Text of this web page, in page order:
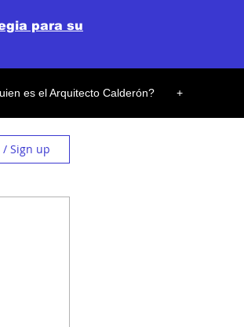
es el Arquitecto Calderón? +
para su
/ Sign up